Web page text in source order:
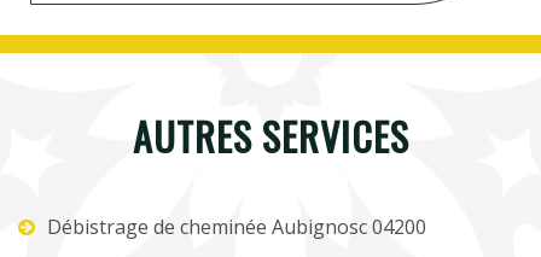
AUTRES SERVICES
Débistrage de cheminée Aubignosc 04200